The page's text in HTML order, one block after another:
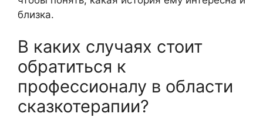
близка.
В каких случаях стоит
обратиться к
профессионалу в области
сказкотерапии?